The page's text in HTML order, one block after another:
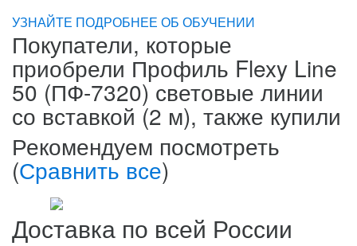
УЗНАЙТЕ ПОДРОБНЕЕ ОБ ОБУЧЕНИИ
Покупатели, которые
приобрели Профиль Flexy Line
50 (ПФ-7320) световые линии
со вставкой (2 м), также купили
Рекомендуем посмотреть
(Сравнить все)
Доставка по всей России